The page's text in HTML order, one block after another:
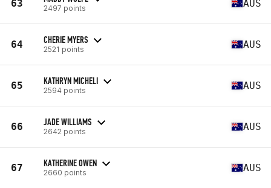
63 2497 points AUS
64 CHERIE MYERS
2521 points AUS
65 KATHRYN MICHELI
2594 points AUS
66 JADE WILLIAMS
2642 points AUS
67 KATHERINE OWEN
2660 points AUS